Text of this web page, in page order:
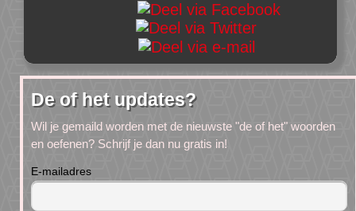
De of het updates?
Wil je gemaild worden met de nieuwste "de of het" woorden
en oefenen? Schrijf je dan nu gratis in!
E-mailadres